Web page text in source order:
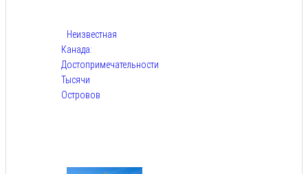
Неизвестная
Канада:
Достопримечательности
Тысячи
Островов